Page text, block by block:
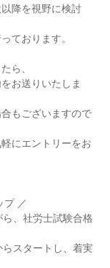
降を視野に検討
ております。
ら、
お送りいたしま
もございますので
にエントリーをお
プ ／
、社労士試験合格
スタートし、着実